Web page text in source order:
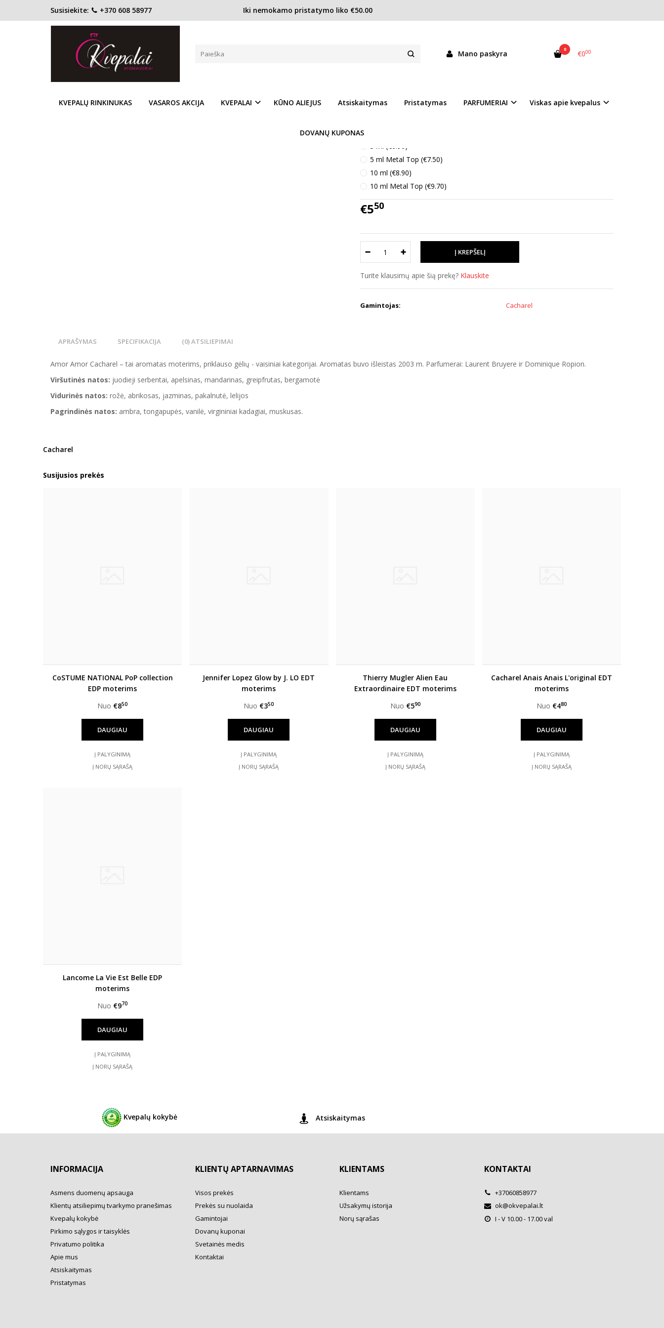
Susisiekite: +370 608 58977 Iki nemokamo pristatymo liko €50.00
Mano paskyra 0 €000
KVEPALŲ RINKINUKAS VASAROS AKCIJA KVEPALAI KŪNO ALIEJUS Atsiskaitymas Pristatymas PARFUMERIAI Viskas apie kvepalus
DOVANŲ KUPONAS
Pagrindinis KONCENTRACIJA Tualetinis vanduo (EDT) Cacharel Amor Amor EDT moterims
CACHAREL AMOR AMOR EDT MOTERIMS
Į PALYGINIMĄ
5 ml (€6.90)
5 ml Metal Top (€7.50)
10 ml (€8.90)
10 ml Metal Top (€9.70)
€550
Turite klausimų apie šią prekę? Klauskite
Gamintojas: Cacharel
APRAŠYMAS SPECIFIKACIJA (0) ATSILIEPIMAI
Amor Amor Cacharel – tai aromatas moterims, priklauso gėlių - vaisiniai kategorijai. Aromatas buvo išleistas 2003 m. Parfumerai: Laurent Bruyere ir Dominique Ropion.
Viršutinės natos: juodieji serbentai, apelsinas, mandarinas, greipfrutas, bergamotė
Vidurinės natos: rožė, abrikosas, jazminas, pakalnutė, lelijos
Pagrindinės natos: ambra, tongapupės, vanilė, virgininiai kadagiai, muskusas.
Cacharel
Susijusios prekės
CoSTUME NATIONAL PoP collection
EDP moterims
Nuo €850
DAUGIAU
Į PALYGINIMĄ
Į NORŲ SĄRAŠĄ
Jennifer Lopez Glow by J. LO EDT
moterims
Nuo €350
DAUGIAU
Į PALYGINIMĄ
Į NORŲ SĄRAŠĄ
Thierry Mugler Alien Eau
Extraordinaire EDT moterims
Nuo €590
DAUGIAU
Į PALYGINIMĄ
Į NORŲ SĄRAŠĄ
Cacharel Anais Anais L'original EDT
moterims
Nuo €480
DAUGIAU
Į PALYGINIMĄ
Į NORŲ SĄRAŠĄ
Lancome La Vie Est Belle EDP
moterims
Nuo €970
DAUGIAU
Į PALYGINIMĄ
Į NORŲ SĄRAŠĄ
Kvepalų kokybė Atsiskaitymas
INFORMACIJA
Asmens duomenų apsauga
Klientų atsiliepimų tvarkymo pranešimas
Kvepalų kokybė
Pirkimo sąlygos ir taisyklės
Privatumo politika
Apie mus
Atsiskaitymas
Pristatymas
KLIENTŲ APTARNAVIMAS
Visos prekės
Prekės su nuolaida
Gamintojai
Dovanų kuponai
Svetainės medis
Kontaktai
KLIENTAMS
Klientams
Užsakymų istorija
Norų sąrašas
KONTAKTAI
+37060858977
ok@okvepalai.lt
I - V 10.00 - 17.00 val